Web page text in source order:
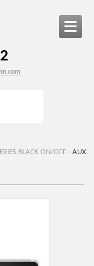
BLACK ON/OFF- AUX